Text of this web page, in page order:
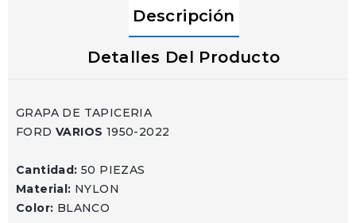
Descripción
Detalles Del Producto
GRAPA DE TAPICERIA
FORD VARIOS 1950-2022
Cantidad: 50 PIEZAS
Material: NYLON
Color: BLANCO